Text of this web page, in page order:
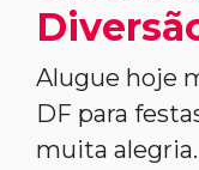
Alugue hoje
DF para
muita alegria.